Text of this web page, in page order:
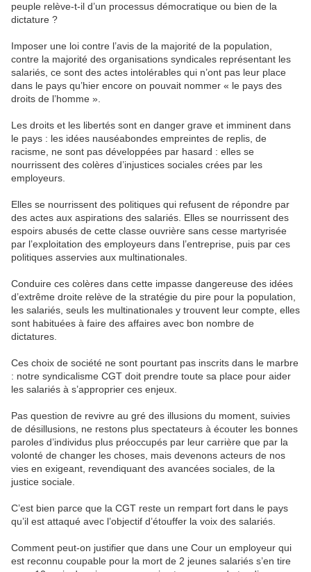
peuple relève-t-il d’un processus démocratique ou bien de la
dictature ?
Imposer une loi contre l’avis de la majorité de la population,
contre la majorité des organisations syndicales représentant les
salariés, ce sont des actes intolérables qui n’ont pas leur place
dans le pays qu’hier encore on pouvait nommer « le pays des
droits de l’homme ».
Les droits et les libertés sont en danger grave et imminent dans
le pays : les idées nauséabondes empreintes de replis, de
racisme, ne sont pas développées par hasard : elles se
nourrissent des colères d’injustices sociales crées par les
employeurs.
Elles se nourrissent des politiques qui refusent de répondre par
des actes aux aspirations des salariés. Elles se nourrissent des
espoirs abusés de cette classe ouvrière sans cesse martyrisée
par l’exploitation des employeurs dans l’entreprise, puis par ces
politiques asservies aux multinationales.
Conduire ces colères dans cette impasse dangereuse des idées
d’extrême droite relève de la stratégie du pire pour la population,
les salariés, seuls les multinationales y trouvent leur compte, elles
sont habituées à faire des affaires avec bon nombre de
dictatures.
Ces choix de société ne sont pourtant pas inscrits dans le marbre
: notre syndicalisme CGT doit prendre toute sa place pour aider
les salariés à s’approprier ces enjeux.
Pas question de revivre au gré des illusions du moment, suivies
de désillusions, ne restons plus spectateurs à écouter les bonnes
paroles d’individus plus préoccupés par leur carrière que par la
volonté de changer les choses, mais devenons acteurs de nos
vies en exigeant, revendiquant des avancées sociales, de la
justice sociale.
C’est bien parce que la CGT reste un rempart fort dans le pays
qu’il est attaqué avec l’objectif d’étouffer la voix des salariés.
Comment peut-on justifier que dans une Cour un employeur qui
est reconnu coupable pour la mort de 2 jeunes salariés s’en tire